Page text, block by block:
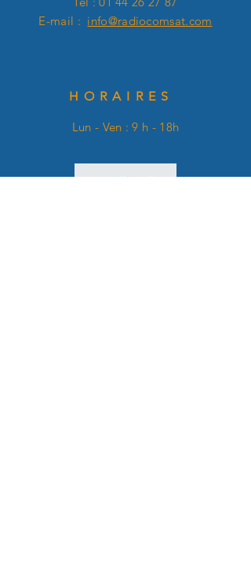
E-mail : info@radiocomsat.com
HORAIRES
Lun - Ven : 9 h - 18h